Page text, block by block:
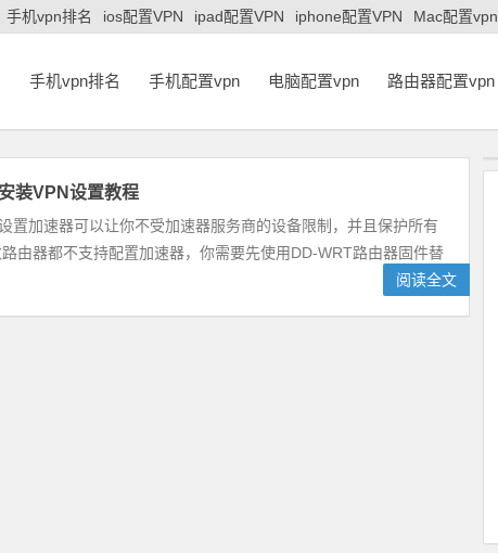
手机vpn排名 ios配置VPN ipad配置VPN iphone配置VPN Mac配置vpn
手机vpn排名 手机配置vpn 电脑配置vpn 路由器配置vpn
装VPN设置教程
置加速器可以让你不受加速器服务商的设备限制，并且保护所有
由器都不支持配置加速器，你需要先使用DD-WRT路由器固件替
阅读全文